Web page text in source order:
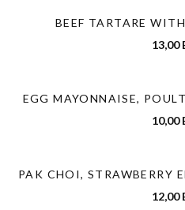
BEEF TARTARE
13,00
EGG MAYONNAISE,
10,00
PAK CHOI, STRAWBERRY
12,00